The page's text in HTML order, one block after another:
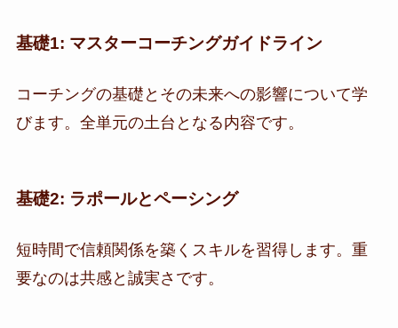
基礎1: マスターコーチングガイドライン
コーチングの基礎とその未来への影響について学
びます。全単元の土台となる内容です。
基礎2: ラポールとペーシング
短時間で信頼関係を築くスキルを習得します。重
要なのは共感と誠実さです。